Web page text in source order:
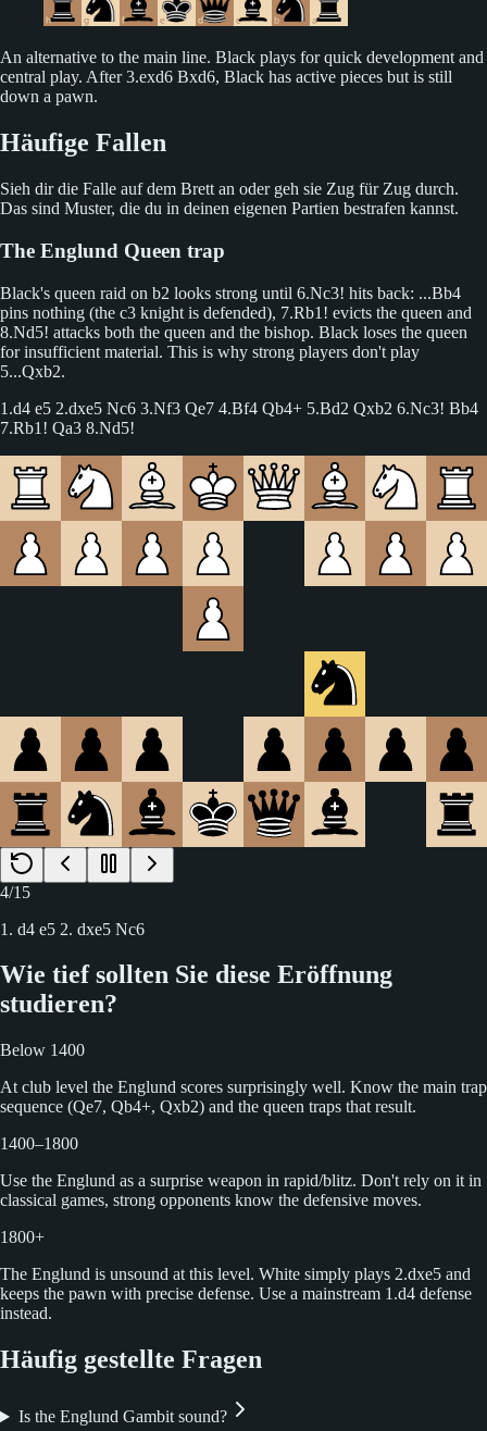
An alternative to the main line. Black plays for quick development and
central play. After 3.exd6 Bxd6, Black has active pieces but is still
down a pawn.
Häufige Fallen
Sieh dir die Falle auf dem Brett an oder geh sie Zug für Zug durch.
Das sind Muster, die du in deinen eigenen Partien bestrafen kannst.
The Englund Queen trap
Black's queen raid on b2 looks strong until 6.Nc3! hits back: ...Bb4
pins nothing (the c3 knight is defended), 7.Rb1! evicts the queen and
8.Nd5! attacks both the queen and the bishop. Black loses the queen
for insufficient material. This is why strong players don't play
5...Qxb2.
1.d4 e5 2.dxe5 Nc6 3.Nf3 Qe7 4.Bf4 Qb4+ 5.Bd2 Qxb2 6.Nc3! Bb4
7.Rb1! Qa3 8.Nd5!
4/15
1. d4 e5 2. dxe5 Nc6
Wie tief sollten Sie diese Eröffnung
studieren?
Below 1400
At club level the Englund scores surprisingly well. Know the main trap
sequence (Qe7, Qb4+, Qxb2) and the queen traps that result.
1400–1800
Use the Englund as a surprise weapon in rapid/blitz. Don't rely on it in
classical games, strong opponents know the defensive moves.
1800+
The Englund is unsound at this level. White simply plays 2.dxe5 and
keeps the pawn with precise defense. Use a mainstream 1.d4 defense
instead.
Häufig gestellte Fragen
Is the Englund Gambit sound?